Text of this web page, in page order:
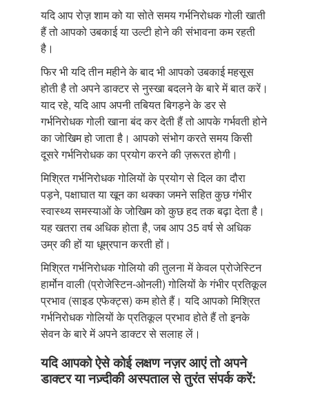
यदि आप रोज़़ शाम को या सोते समय गर्भनिरोधक गोली खाती
हैं तो आपको उबकाई या उल्टी होने की संभावना कम रहती
है।
फिर भी यदि तीन महीने के बाद भी आपको उबकाई महसूस
होती है तो अपने डाक्टर से नुस्खा बदलने के बारे में बात करें।
याद रहे, यदि आप अपनी तबियत बिगड़ने के डर से
गर्भनिरोधक गोली खाना बंद कर देती हैं तो आपके गर्भवती होने
का जोखिम हो जाता है। आपको संभोग करते समय किसी
दूसरे गर्भनिरोधक का प्रयोग करने की ज़रूरत होगी।
मिश्रित गर्भनिरोधक गोलियों के प्रयोग से दिल का दौरा
पड़ने, पक्षाघात या खून का थक्का जमने सहित कुछ गंभीर
स्वास्थ्य समस्याओं के जोखिम को कुछ हद तक बढ़ा देता है।
यह खतरा तब अधिक होता है, जब आप 35 वर्ष से अधिक
उम्र की हों या धूम्रपान करती हों।
मिश्रित गर्भनिरोधक गोलियो की तुलना में केवल प्रोजेस्टिन
हार्मोन वाली (प्रोजेस्टिन-ओनली) गोलियों के गंभीर प्रतिकूल
प्रभाव (साइड एफेक्ट्स) कम होते हैं। यदि आपको मिश्रित
गर्भनिरोधक गोलियों के प्रतिकूल प्रभाव होते हैं तो इनके
सेवन के बारे में अपने डाक्टर से सलाह लें।
यदि आपको ऐसे कोई लक्षण नज़र आएं तो अपने
डाक्टर या नज़्दीकी अस्पताल से तुरंत संपर्क करें: